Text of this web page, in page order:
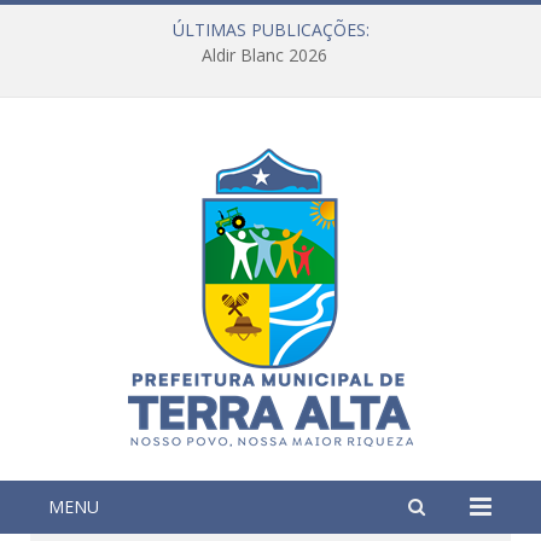
ÚLTIMAS PUBLICAÇÕES:
Aldir Blanc 2026
MENU